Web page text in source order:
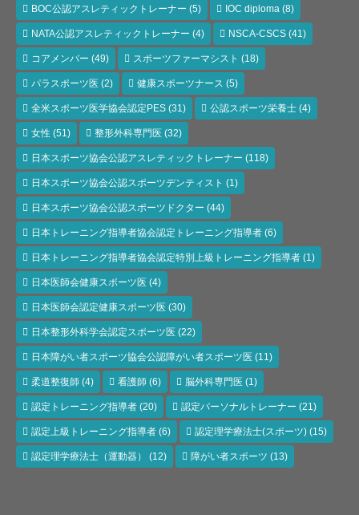
BOC公認アスレティックトレーナー (5) IOC diploma (8)
NATA公認アスレティックトレーナー (4) NSCA-CSCS (41)
コアメンバー (49) スポーツファーマシスト (18)
パラスポーツ医 (2) 健康スポーツナース (5)
全米スポーツ医学協会認定PES (31) 公認スポーツ栄養士 (4)
女性 (51) 整形外科専門医 (32)
日本スポーツ協会公認アスレティックトレーナー (118)
日本スポーツ協会公認スポーツデンティスト (1)
日本スポーツ協会公認スポーツドクター (44)
日本トレーニング指導者協会認定トレーニング指導者 (6)
日本トレーニング指導者協会認定特別上級トレーニング指導者 (1)
日本医師会健康スポーツ医 (4)
日本医師会認定健康スポーツ医 (30)
日本整形外科学会認定スポーツ医 (22)
日本障がい者スポーツ協会公認障がい者スポーツ医 (11)
柔道整復師 (4) 看護師 (6) 脳外科専門医 (1)
認定トレーニング指導者 (20) 認定パーソナルトレーナー (21)
認定上級トレーニング指導者 (6) 認定理学療法士(スポーツ) (15)
認定理学療法士（運動器） (12) 障がい者スポーツ (13)